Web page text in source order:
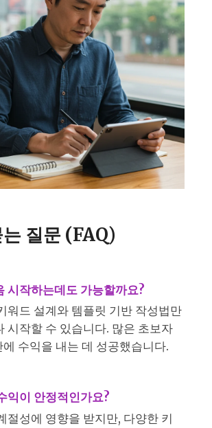
질문 (FAQ)
시작하는데도 가능할까요?
워드 설계와 템플릿 기반 작성법만
시작할 수 있습니다. 많은 초보자
수익을 내는 데 성공했습니다.
익이 안정적인가요?
절성에 영향을 받지만, 다양한 키